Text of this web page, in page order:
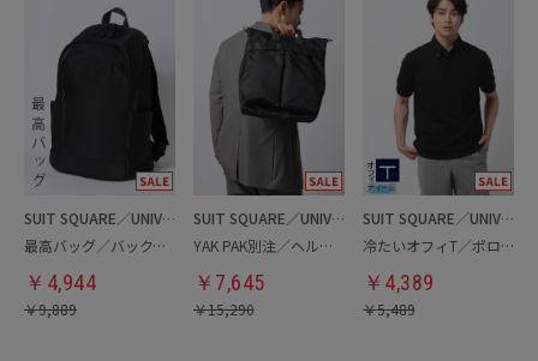
SUIT SQUARE／UNIVERSAL LANGUAGE
最高バッグ／バックパック
￥ 4,944
￥9,889
SUIT SQUARE／UNIVERSAL LANGUAGE
YAK PAK別注／ヘルメットバッグ
￥ 7,645
￥15,290
SUIT SQUARE／UNIVERSAL LANGUAGE
冷たいオフィT／ポロシャツ
￥ 4,389
￥5,489